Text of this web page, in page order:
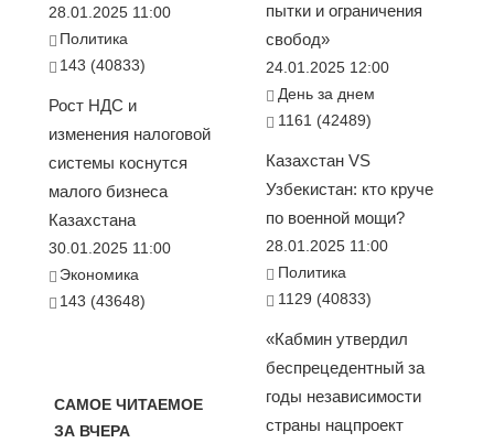
28.01.2025 11:00
Политика
143 (40833)
Рост НДС и
изменения налоговой
системы коснутся
малого бизнеса
Казахстана
30.01.2025 11:00
Экономика
143 (43648)
САМОЕ ЧИТАЕМОЕ
ЗА ВЧЕРА
пытки и ограничения
свобод»
24.01.2025 12:00
День за днем
1161 (42489)
Казахстан VS
Узбекистан: кто круче
по военной мощи?
28.01.2025 11:00
Политика
1129 (40833)
«Кабмин утвердил
беспрецедентный за
годы независимости
страны нацпроект